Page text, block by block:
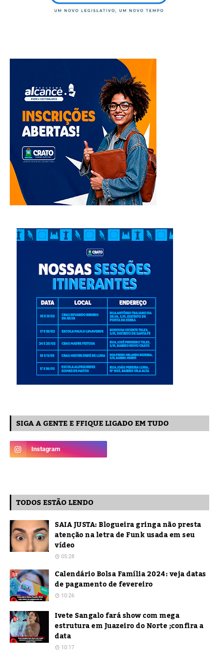
SIGA A GENTE E FFIQUE LIGADO EM TUDO
TODOS ESTÃO LENDO
SAIA JUSTA: Blogueira gringa não presta
atenção na letra de Funk usada em seu
vídeo
05:28
Calendário Bolsa Família 2024: veja datas
de pagamento de fevereiro
10:26
Ivete Sangalo fará show com mega
estrutura em Juazeiro do Norte ;confira a
data
10:17